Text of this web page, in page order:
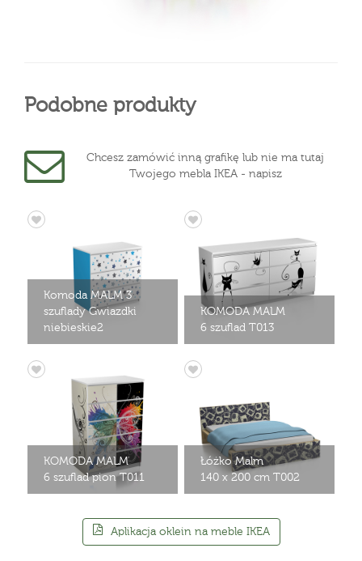
Podobne produkty
Chcesz zamówić inną grafikę lub nie ma tutaj
Twojego mebla IKEA - napisz
Komoda MALM 3
szuflady Gwiazdki
niebieskie2
KOMODA MALM
6 szuflad T013
KOMODA MALM
6 szuflad pion T011
Łóżko Malm
140 x 200 cm T002
Aplikacja oklein na meble IKEA